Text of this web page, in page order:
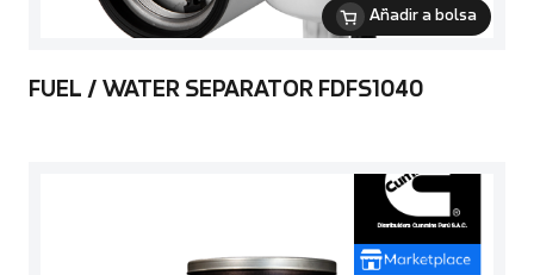
Añadir a bolsa
FUEL / WATER SEPARATOR FDFS1040